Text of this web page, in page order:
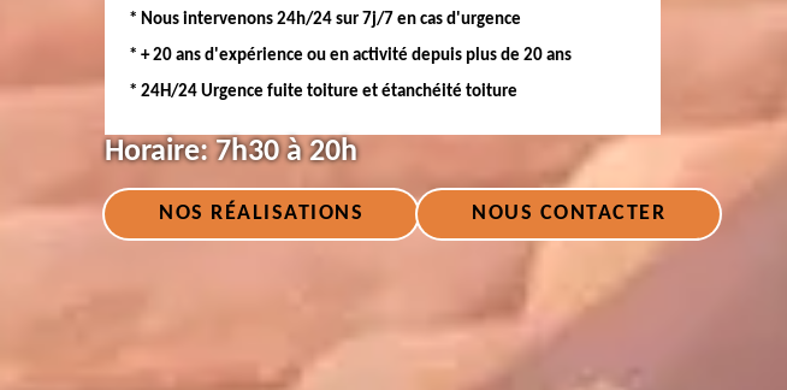
* Nous intervenons 24h/24 sur 7j/7 en cas d'urgence
* + 20 ans d'expérience ou en activité depuis plus de 20 ans
* 24H/24 Urgence fuite toiture et étanchéité toiture
Horaire: 7h30 à 20h
NOS RÉALISATIONS NOUS CONTACTER